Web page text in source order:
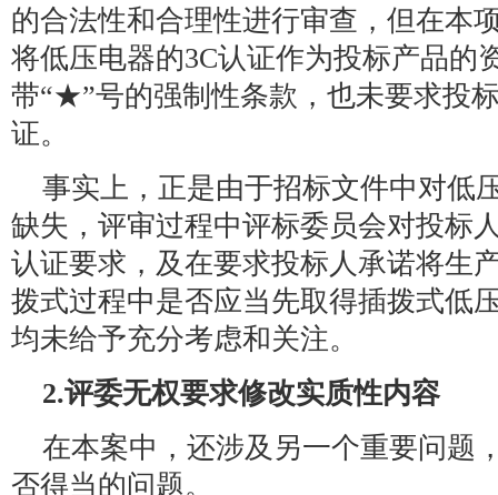
的合法性和合理性进行审查，但在本
将低压电器的3C认证作为投标产品的
带“★”号的强制性条款，也未要求投
证。
事实上，正是由于招标文件中对低
缺失，评审过程中评标委员会对投标
认证要求，及在要求投标人承诺将生
拨式过程中是否应当先取得插拨式低
均未给予充分考虑和关注。
2.评委无权要求修改实质性内容
在本案中，还涉及另一个重要问题
否得当的问题。